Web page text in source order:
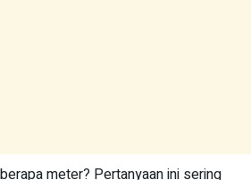
meter? Pertanyaan ini sering